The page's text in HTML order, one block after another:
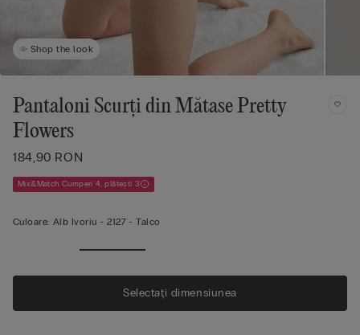
Shop the look
Pantaloni Scurți din Mătase Pretty
Flowers
184,90 RON
Mix&Match Cumperi 4, plătești 3
Culoare: Alb Ivoriu -2127 - Talco
Selectați dimensiunea